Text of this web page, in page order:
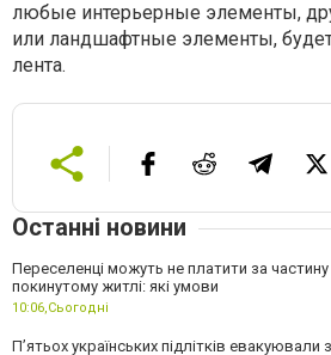
любые интерьерные элементы,
или ландшафтные элементы,
лента.
Останні новини
Переселенці можуть не платити за
покинутому житлі: які умови
10:06,Сьогодні
П’ятьох українських підлітків